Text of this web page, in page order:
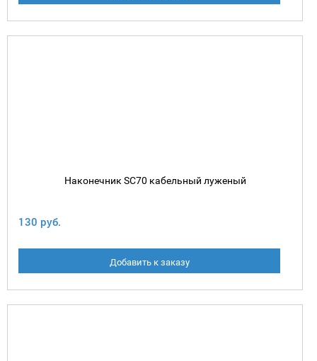
Наконечник SC70 кабельный луженый
130 руб.
Добавить к заказу